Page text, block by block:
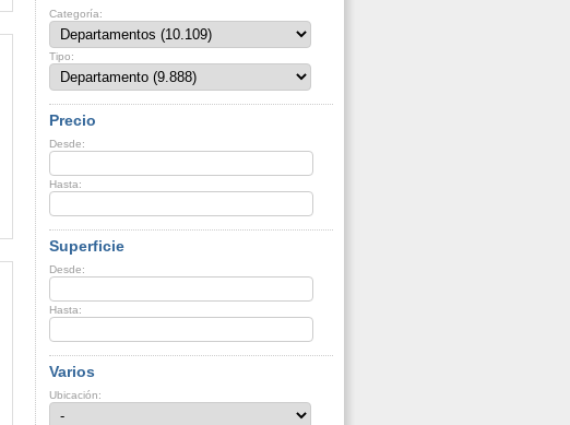
Categoría:
Tipo:
Precio
Desde:
Hasta:
Superficie
Desde:
Hasta:
Varios
Ubicación: